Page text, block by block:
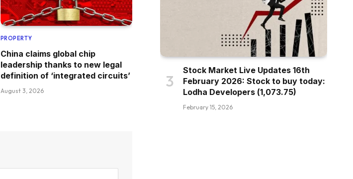
PROPERTY
China claims global chip
leadership thanks to new legal
definition of ‘integrated circuits’
August 3, 2026
Stock Market Live Updates 16th
February 2026: Stock to buy today:
Lodha Developers (₹1,073.75)
February 15, 2026